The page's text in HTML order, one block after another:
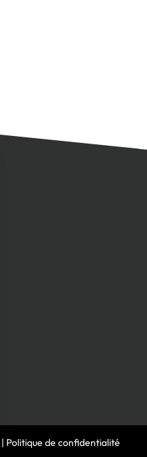
| Politique de confidentialité